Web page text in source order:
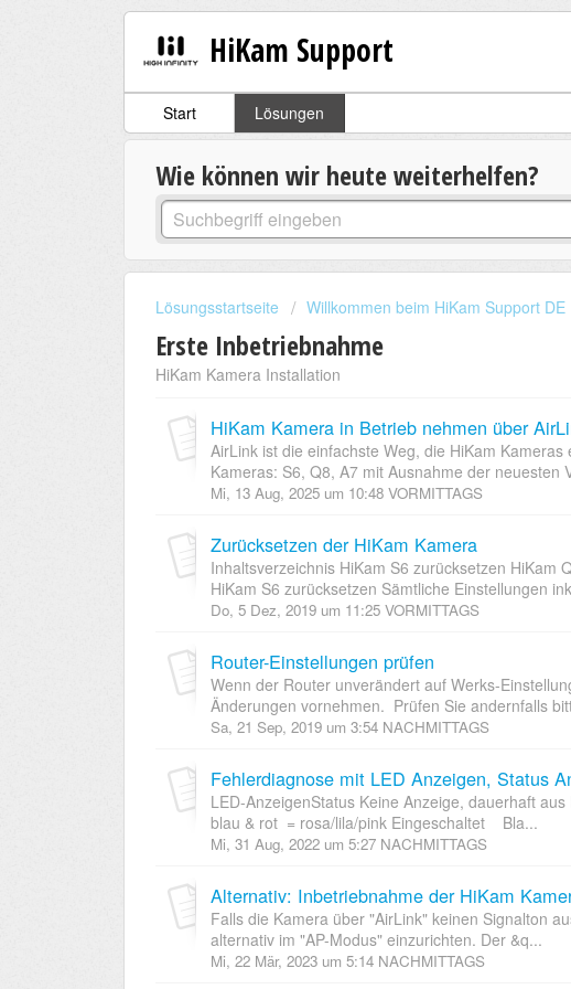
HiKam Support
Start Lösungen
Wie können wir heute weiterhelfen?
Lösungsstartseite Willkommen beim HiKam Support DE
Erste Inbetriebnahme
HiKam Kamera Installation
HiKam Kamera in Betrieb nehmen über
AirLink ist die einfachste Weg, die HiKam
Kameras: S6, Q8, A7 mit Ausnahme der neuesten
Mi, 13 Aug, 2025 um 10:48 VORMITTAGS
Zurücksetzen der HiKam Kamera
Inhaltsverzeichnis HiKam S6 zurücksetzen HiKam
HiKam S6 zurücksetzen Sämtliche Einstellungen
Do, 5 Dez, 2019 um 11:25 VORMITTAGS
Router-Einstellungen prüfen
Wenn der Router unverändert auf Werks-
Änderungen vornehmen. Prüfen Sie andernfalls
Sa, 21 Sep, 2019 um 3:54 NACHMITTAGS
Fehlerdiagnose mit LED Anzeigen, Status
LED-AnzeigenStatus Keine Anzeige, dauerhaft
blau & rot = rosa/lila/pink Eingeschaltet Bla...
Mi, 31 Aug, 2022 um 5:27 NACHMITTAGS
Alternativ: Inbetriebnahme der HiKam
Falls die Kamera über "AirLink" keinen Signalton
alternativ im "AP-Modus" einzurichten. Der &q...
Mi, 22 Mär, 2023 um 5:14 NACHMITTAGS